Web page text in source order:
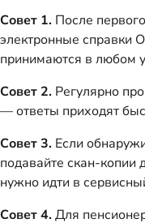
Совет 1. После
электронные справки
принимаются в любом
Совет 2. Регулярно
— ответы приходят
Совет 3. Если
подавайте скан-копии
нужно идти в
Совет 4.Для